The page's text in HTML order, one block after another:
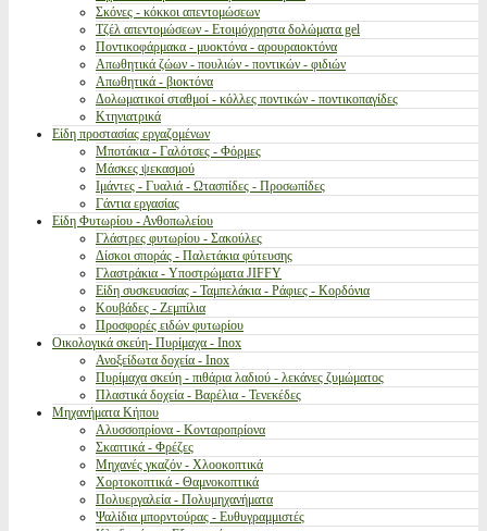
Σκόνες - κόκκοι απεντομώσεων
Τζέλ απεντομώσεων - Ετοιμόχρηστα δολώματα gel
Ποντικοφάρμακα - μυοκτόνα - αρουραιοκτόνα
Απωθητικά ζώων - πουλιών - ποντικών - φιδιών
Απωθητικά - βιοκτόνα
Δολωματικοί σταθμοί - κόλλες ποντικών - ποντικοπαγίδες
Κτηνιατρικά
Είδη προστασίας εργαζομένων
Μποτάκια - Γαλότσες - Φόρμες
Μάσκες ψεκασμού
Ιμάντες - Γυαλιά - Ωτασπίδες - Προσωπίδες
Γάντια εργασίας
Είδη Φυτωρίου - Ανθοπωλείου
Γλάστρες φυτωρίου - Σακούλες
Δίσκοι σποράς - Παλετάκια φύτευσης
Γλαστράκια - Υποστρώματα JIFFY
Είδη συσκευασίας - Ταμπελάκια - Ράφιες - Κορδόνια
Κουβάδες - Ζεμπίλια
Προσφορές ειδών φυτωρίου
Οικολογικά σκεύη- Πυρίμαχα - Inox
Ανοξείδωτα δοχεία - Inox
Πυρίμαχα σκεύη - πιθάρια λαδιού - λεκάνες ζυμώματος
Πλαστικά δοχεία - Βαρέλια - Τενεκέδες
Μηχανήματα Κήπου
Αλυσσοπρίονα - Κονταροπρίονα
Σκαπτικά - Φρέζες
Μηχανές γκαζόν - Χλοοκοπτικά
Χορτοκοπτικά - Θαμνοκοπτικά
Πολυεργαλεία - Πολυμηχανήματα
Ψαλίδια μπορντούρας - Ευθυγραμμιστές